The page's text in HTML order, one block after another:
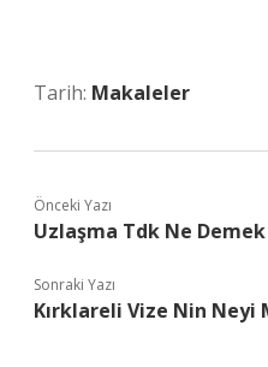
Tarih: Makaleler
Önceki Yazı
Uzlaşma Tdk Ne Demek
Sonraki Yazı
Kırklareli Vize Nin Neyi